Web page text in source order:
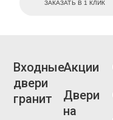
ЗАКАЗАТЬ В 1 КЛИК
Входные
двери
гранит
Акции
Двери
на